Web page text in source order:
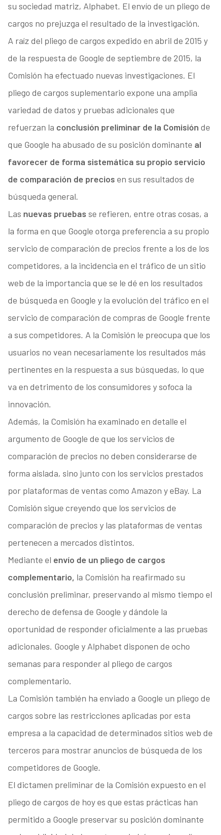
su sociedad matriz, Alphabet. El envío de un pliego de
cargos no prejuzga el resultado de la investigación.
A raíz del pliego de cargos expedido en abril de 2015 y
de la respuesta de Google de septiembre de 2015, la
Comisión ha efectuado nuevas investigaciones. El
pliego de cargos suplementario expone una amplia
variedad de datos y pruebas adicionales que
refuerzan la conclusión preliminar de la Comisión de
que Google ha abusado de su posición dominante al
favorecer de forma sistemática su propio servicio
de comparación de precios en sus resultados de
búsqueda general.
Las nuevas pruebas se refieren, entre otras cosas, a
la forma en que Google otorga preferencia a su propio
servicio de comparación de precios frente a los de los
competidores, a la incidencia en el tráfico de un sitio
web de la importancia que se le dé en los resultados
de búsqueda en Google y la evolución del tráfico en el
servicio de comparación de compras de Google frente
a sus competidores. A la Comisión le preocupa que los
usuarios no vean necesariamente los resultados más
pertinentes en la respuesta a sus búsquedas, lo que
va en detrimento de los consumidores y sofoca la
innovación.
Además, la Comisión ha examinado en detalle el
argumento de Google de que los servicios de
comparación de precios no deben considerarse de
forma aislada, sino junto con los servicios prestados
por plataformas de ventas como Amazon y eBay. La
Comisión sigue creyendo que los servicios de
comparación de precios y las plataformas de ventas
pertenecen a mercados distintos.
Mediante el envío de un pliego de cargos
complementario, la Comisión ha reafirmado su
conclusión preliminar, preservando al mismo tiempo el
derecho de defensa de Google y dándole la
oportunidad de responder oficialmente a las pruebas
adicionales. Google y Alphabet disponen de ocho
semanas para responder al pliego de cargos
complementario.
La Comisión también ha enviado a Google un pliego de
cargos sobre las restricciones aplicadas por esta
empresa a la capacidad de determinados sitios web de
terceros para mostrar anuncios de búsqueda de los
competidores de Google.
El dictamen preliminar de la Comisión expuesto en el
pliego de cargos de hoy es que estas prácticas han
permitido a Google preservar su posición dominante